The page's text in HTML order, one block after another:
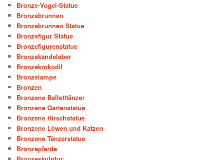
Bronze-Vogel-Statue
Bronzebrunnen
Bronzebrunnen Statue
Bronzefigur Statue
Bronzefigurenstatue
Bronzekandelaber
Bronzekrokodil
Bronzelampe
Bronzen
Bronzene Balletttänzer
Bronzene Gartenstatue
Bronzene Hirschstatue
Bronzene Löwen und Katzen
Bronzene Tänzerstatue
Bronzepferde